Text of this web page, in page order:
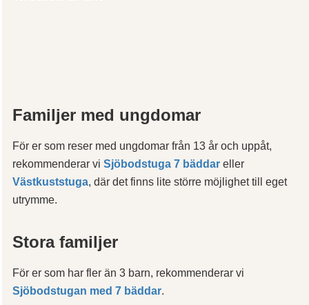
Familjer med ungdomar
För er som reser med ungdomar från 13 år och uppåt,
rekommenderar vi Sjöbodstuga 7 bäddar eller
Västkuststuga, där det finns lite större möjlighet till eget
utrymme.
Stora familjer
För er som har fler än 3 barn, rekommenderar vi
Sjöbodstugan med 7 bäddar.